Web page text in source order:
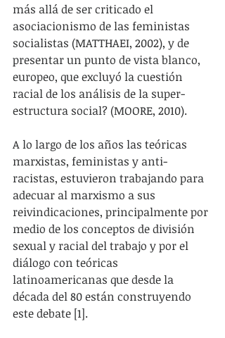
más allá de ser criticado el
asociacionismo de las feministas
socialistas (MATTHAEI, 2002), y de
presentar un punto de vista blanco,
europeo, que excluyó la cuestión
racial de los análisis de la super-
estructura social? (MOORE, 2010).
A lo largo de los años las teóricas
marxistas, feministas y anti-
racistas, estuvieron trabajando para
adecuar al marxismo a sus
reivindicaciones, principalmente por
medio de los conceptos de división
sexual y racial del trabajo y por el
diálogo con teóricas
latinoamericanas que desde la
década del 80 están construyendo
este debate [1].